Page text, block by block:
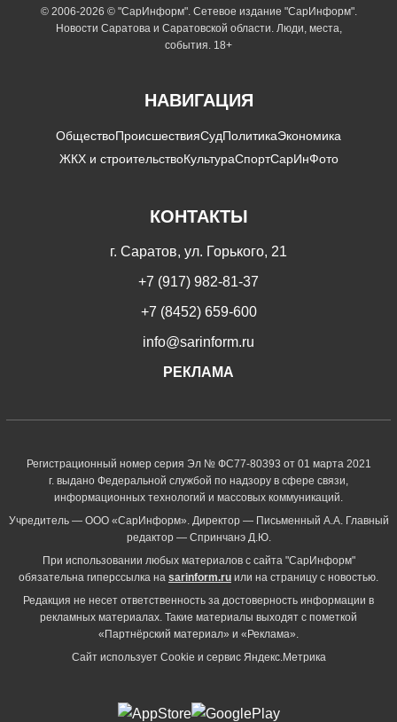
© 2006-2026 © "СарИнформ". Сетевое издание "СарИнформ".
Новости Саратова и Саратовской области. Люди, места,
события. 18+
НАВИГАЦИЯ
ОбществоПроисшествияСудПолитикаЭкономика
ЖКХ и строительствоКультураСпортСарИнФото
КОНТАКТЫ
г. Саратов, ул. Горького, 21
+7 (917) 982-81-37
+7 (8452) 659-600
info@sarinform.ru
РЕКЛАМА
Регистрационный номер серия Эл № ФС77-80393 от 01 марта 2021
г. выдано Федеральной службой по надзору в сфере связи,
информационных технологий и массовых коммуникаций.
Учредитель — ООО «СарИнформ». Директор — Письменный А.А. Главный
редактор — Спринчанэ Д.Ю.
При использовании любых материалов с сайта "СарИнформ"
обязательна гиперссылка на sarinform.ru или на страницу с новостью.
Редакция не несет ответственность за достоверность информации в
рекламных материалах. Такие материалы выходят с пометкой
«Партнёрский материал» и «Реклама».
Сайт использует Cookie и сервиc Яндекс.Метрика